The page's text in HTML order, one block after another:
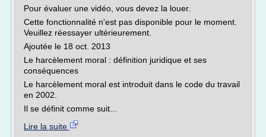
Pour évaluer une vidéo, vous devez la louer.
Cette fonctionnalité n'est pas disponible pour le moment.
Veuillez réessayer ultérieurement.
Ajoutée le 18 oct. 2013
Le harcèlement moral : définition juridique et ses
conséquences
Le harcèlement moral est introduit dans le code du travail
en 2002.
Il se définit comme suit...
Lire la suite